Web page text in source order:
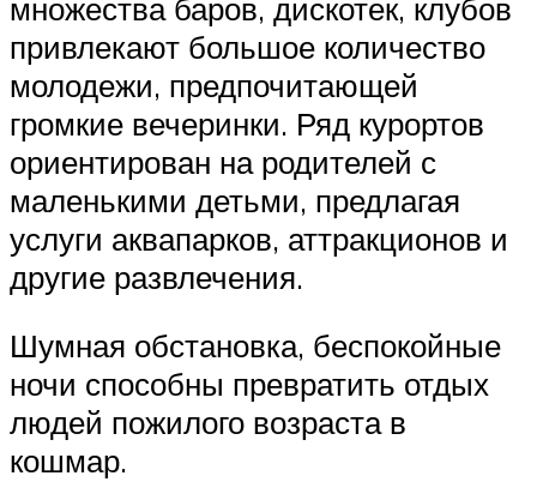
множества баров, дискотек, клубов
привлекают большое количество
молодежи, предпочитающей
громкие вечеринки. Ряд курортов
ориентирован на родителей с
маленькими детьми, предлагая
услуги аквапарков, аттракционов и
другие развлечения.
Шумная обстановка, беспокойные
ночи способны превратить отдых
людей пожилого возраста в
кошмар.